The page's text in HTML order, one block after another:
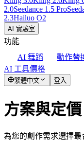
2.0Seedance 1.5 Pro
2.3Hailuo O2
AI 實驗室
功能
AI 舞蹈
動作替
AI 工具價格
繁體中文 登入
方案與定價
為您的創作需求選擇最